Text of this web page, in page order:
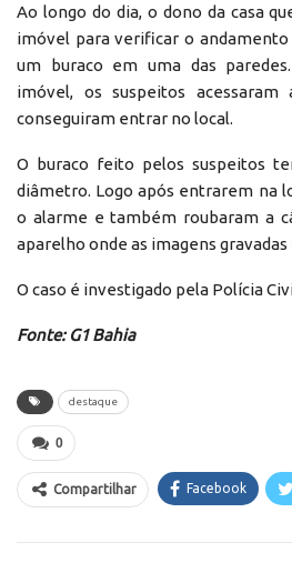
Ao longo do dia, o dono da casa
imóvel para verificar o
um buraco em uma das
imóvel, os suspeitos
conseguiram entrar no local.
O buraco feito pelos suspeitos
diâmetro. Logo após entrarem na
o alarme e também roubaram a
aparelho onde as imagens
O caso é investigado pela Polícia
Fonte: G1 Bahia
destaque
0
Compartilhar Facebook